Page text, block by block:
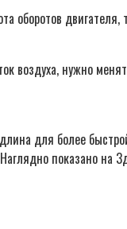
оборотов двигателя,
воздуха, нужно
для более
показано на